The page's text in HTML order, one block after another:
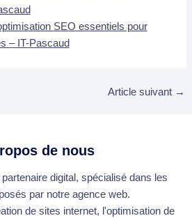
SEO essentiels pour
– IT-Pascaud
Article suivant →
de nous
digital, spécialisé dans les
par notre agence web.
de sites internet, l'optimisation de